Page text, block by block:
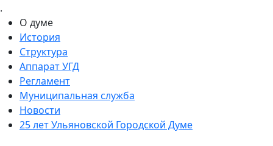
.
О думе
История
Структура
Аппарат УГД
Регламент
Муниципальная служба
Новости
25 лет Ульяновской Городской Думе